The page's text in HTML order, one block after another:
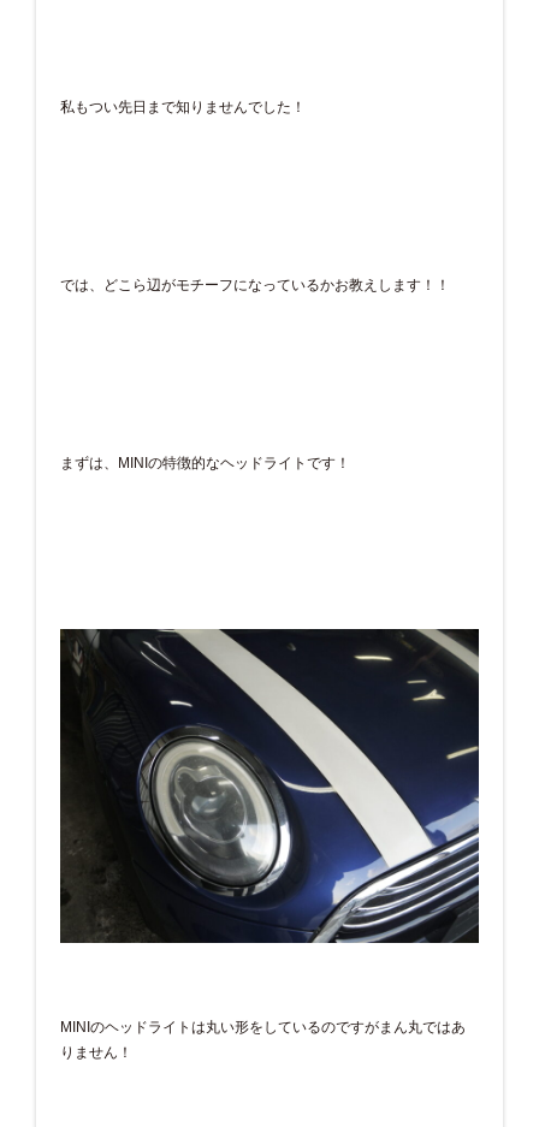
私もつい先日まで知りませんでした！
では、どこら辺がモチーフになっているかお教えします！！
まずは、MINIの特徴的なヘッドライトです！
MINIのヘッドライトは丸い形をしているのですがまん丸ではあ
りません！